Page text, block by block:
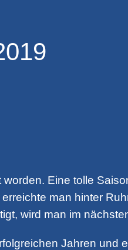
Eine tolle
man hinter
wird man im
Jahren und